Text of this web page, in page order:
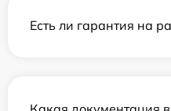
Есть ли гарантия на